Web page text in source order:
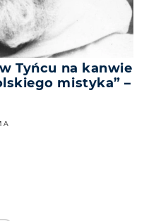
Tyńcu na kanwie
mistyka” –